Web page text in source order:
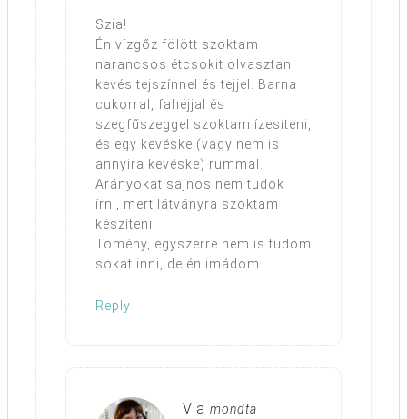
Szia!
Én vízgőz fölött szoktam
narancsos étcsokit olvasztani
kevés tejszínnel és tejjel. Barna
cukorral, fahéjjal és
szegfűszeggel szoktam ízesíteni,
és egy kevéske (vagy nem is
annyira kevéske) rummal.
Arányokat sajnos nem tudok
írni, mert látványra szoktam
készíteni.
Tömény, egyszerre nem is tudom
sokat inni, de én imádom.
Reply
Via mondta